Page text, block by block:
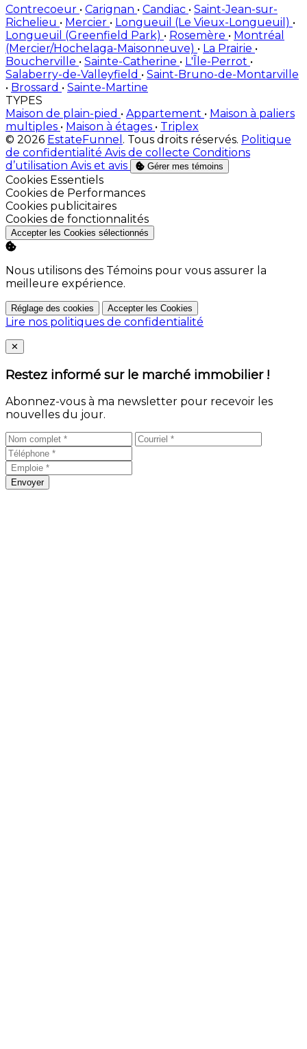
Contrecoeur • Carignan • Candiac • Saint-Jean-sur-
Richelieu • Mercier • Longueuil (Le Vieux-Longueuil) •
Longueuil (Greenfield Park) • Rosemère • Montréal
(Mercier/Hochelaga-Maisonneuve) • La Prairie •
Boucherville • Sainte-Catherine • L'Île-Perrot •
Salaberry-de-Valleyfield • Saint-Bruno-de-Montarville
• Brossard • Sainte-Martine
TYPES
Maison de plain-pied • Appartement • Maison à paliers
multiples • Maison à étages • Triplex
© 2026 EstateFunnel . Tous droits réservés. Politique
de confidentialité Avis de collecte Conditions
d’utilisation Avis et avis Gérer mes témoins
Activer
Cookies Essentiels
Activer
Cookies de Performances
Activer
Cookies publicitaires
Activer
Cookies de fonctionnalités
Accepter les Cookies sélectionnés
Nous utilisons des Témoins pour vous assurer la
meilleure expérience.
Réglage des cookies Accepter les Cookies
Lire nos politiques de confidentialité
Close
✕
Restez informé sur le marché immobilier !
Abonnez-vous à ma newsletter pour recevoir les
nouvelles du jour.
Envoyer